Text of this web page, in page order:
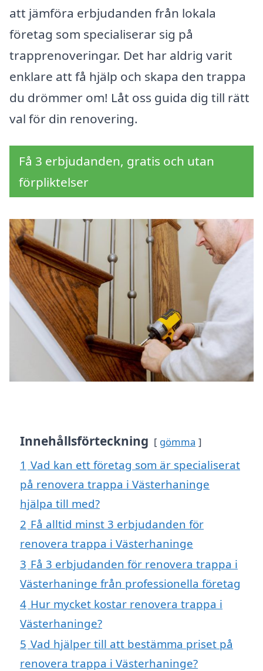
att jämföra erbjudanden från lokala
företag som specialiserar sig på
trapprenoveringar. Det har aldrig varit
enklare att få hjälp och skapa den trappa
du drömmer om! Låt oss guida dig till rätt
val för din renovering.
Få 3 erbjudanden, gratis och utan
förpliktelser
Innehållsförteckning gömma
1 Vad kan ett företag som är specialiserat
på renovera trappa i Västerhaninge
hjälpa till med?
2 Få alltid minst 3 erbjudanden för
renovera trappa i Västerhaninge
3 Få 3 erbjudanden för renovera trappa i
Västerhaninge från professionella företag
4 Hur mycket kostar renovera trappa i
Västerhaninge?
5 Vad hjälper till att bestämma priset på
renovera trappa i Västerhaninge?